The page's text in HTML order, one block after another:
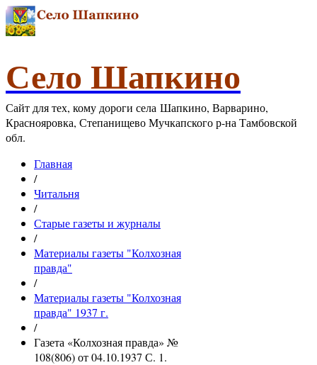
Село Шапкино
Сайт для тех, кому дороги села Шапкино, Варварино,
Краснояровка, Степанищево Мучкапского р-на Тамбовской
обл.
Главная
/
Читальня
/
Старые газеты и журналы
/
Материалы газеты "Колхозная
правда"
/
Материалы газеты "Колхозная
правда" 1937 г.
/
Газета «Колхозная правда» №
108(806) от 04.10.1937 С. 1.